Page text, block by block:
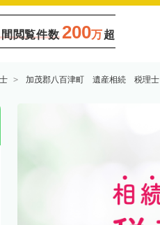
閲覧件数 200万超
加茂郡八百津町 遺産相続 税理士